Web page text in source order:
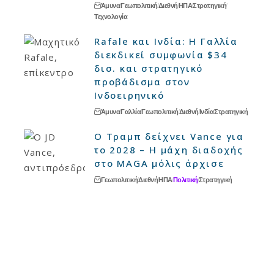
ΆμυναΓεωπολιτικήΔιεθνήΗΠΑΣτρατηγική
Τεχνολογία
Rafale και Ινδία: Η Γαλλία
διεκδικεί συμφωνία $34
δισ. και στρατηγικό
προβάδισμα στον
Ινδοειρηνικό
ΆμυναΓαλλίαΓεωπολιτικήΔιεθνήΙνδίαΣτρατηγική
Ο Τραμπ δείχνει Vance για
το 2028 – Η μάχη διαδοχής
στο MAGA μόλις άρχισε
ΓεωπολιτικήΔιεθνήΗΠΑΠολιτικήΣτρατηγική